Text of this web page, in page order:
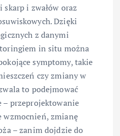
i zwałów oraz
Dzięki
z danymi
in situ można
symptomy, takie
czy zmiany w
to podejmować
– przeprojektowanie
wzmocnień, zmianę
– zanim dojdzie do